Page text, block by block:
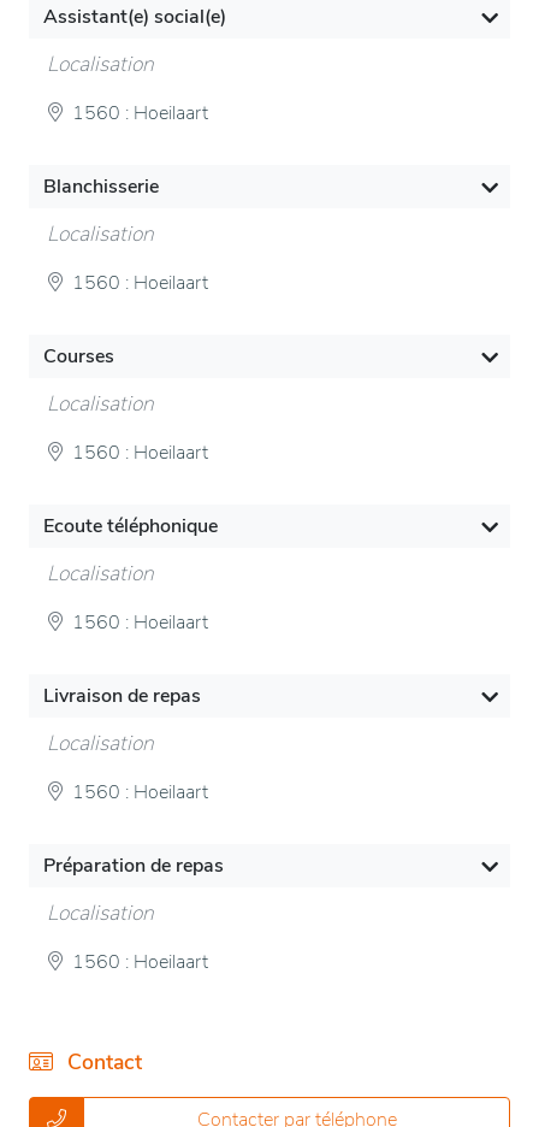
Assistant(e) social(e)
Localisation
1560 : Hoeilaart
Blanchisserie
Localisation
1560 : Hoeilaart
Courses
Localisation
1560 : Hoeilaart
Ecoute téléphonique
Localisation
1560 : Hoeilaart
Livraison de repas
Localisation
1560 : Hoeilaart
Préparation de repas
Localisation
1560 : Hoeilaart
Contact
Contacter par téléphone